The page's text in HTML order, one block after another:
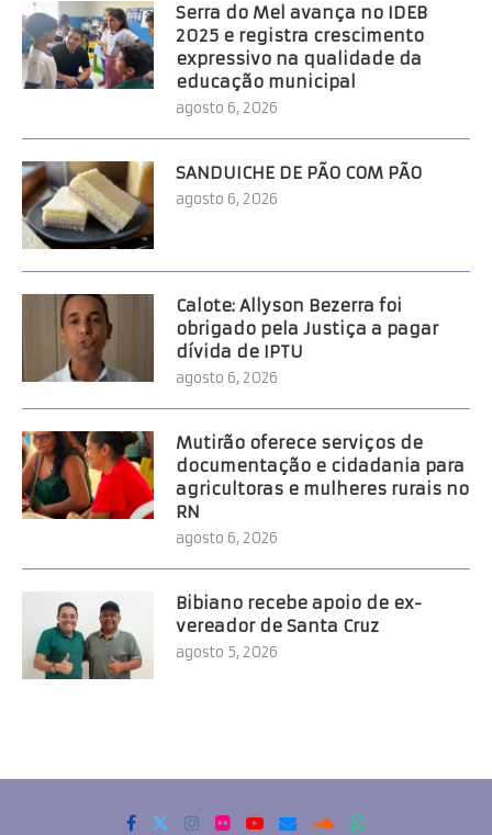
Serra do Mel avança no IDEB
2025 e registra crescimento
expressivo na qualidade da
educação municipal
agosto 6, 2026
SANDUICHE DE PÃO COM PÃO
agosto 6, 2026
Calote: Allyson Bezerra foi
obrigado pela Justiça a pagar
dívida de IPTU
agosto 6, 2026
Mutirão oferece serviços de
documentação e cidadania para
agricultoras e mulheres rurais no
RN
agosto 6, 2026
Bibiano recebe apoio de ex-
vereador de Santa Cruz
agosto 5, 2026